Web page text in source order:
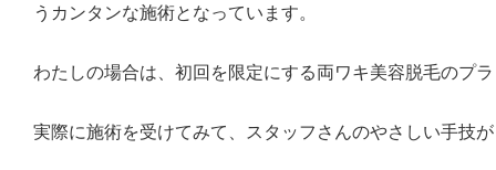
うカンタンな施術となっています。
わたしの場合は、初回を限定にする両ワキ美容脱毛のプ
実際に施術を受けてみて、スタッフさんのやさしい手技